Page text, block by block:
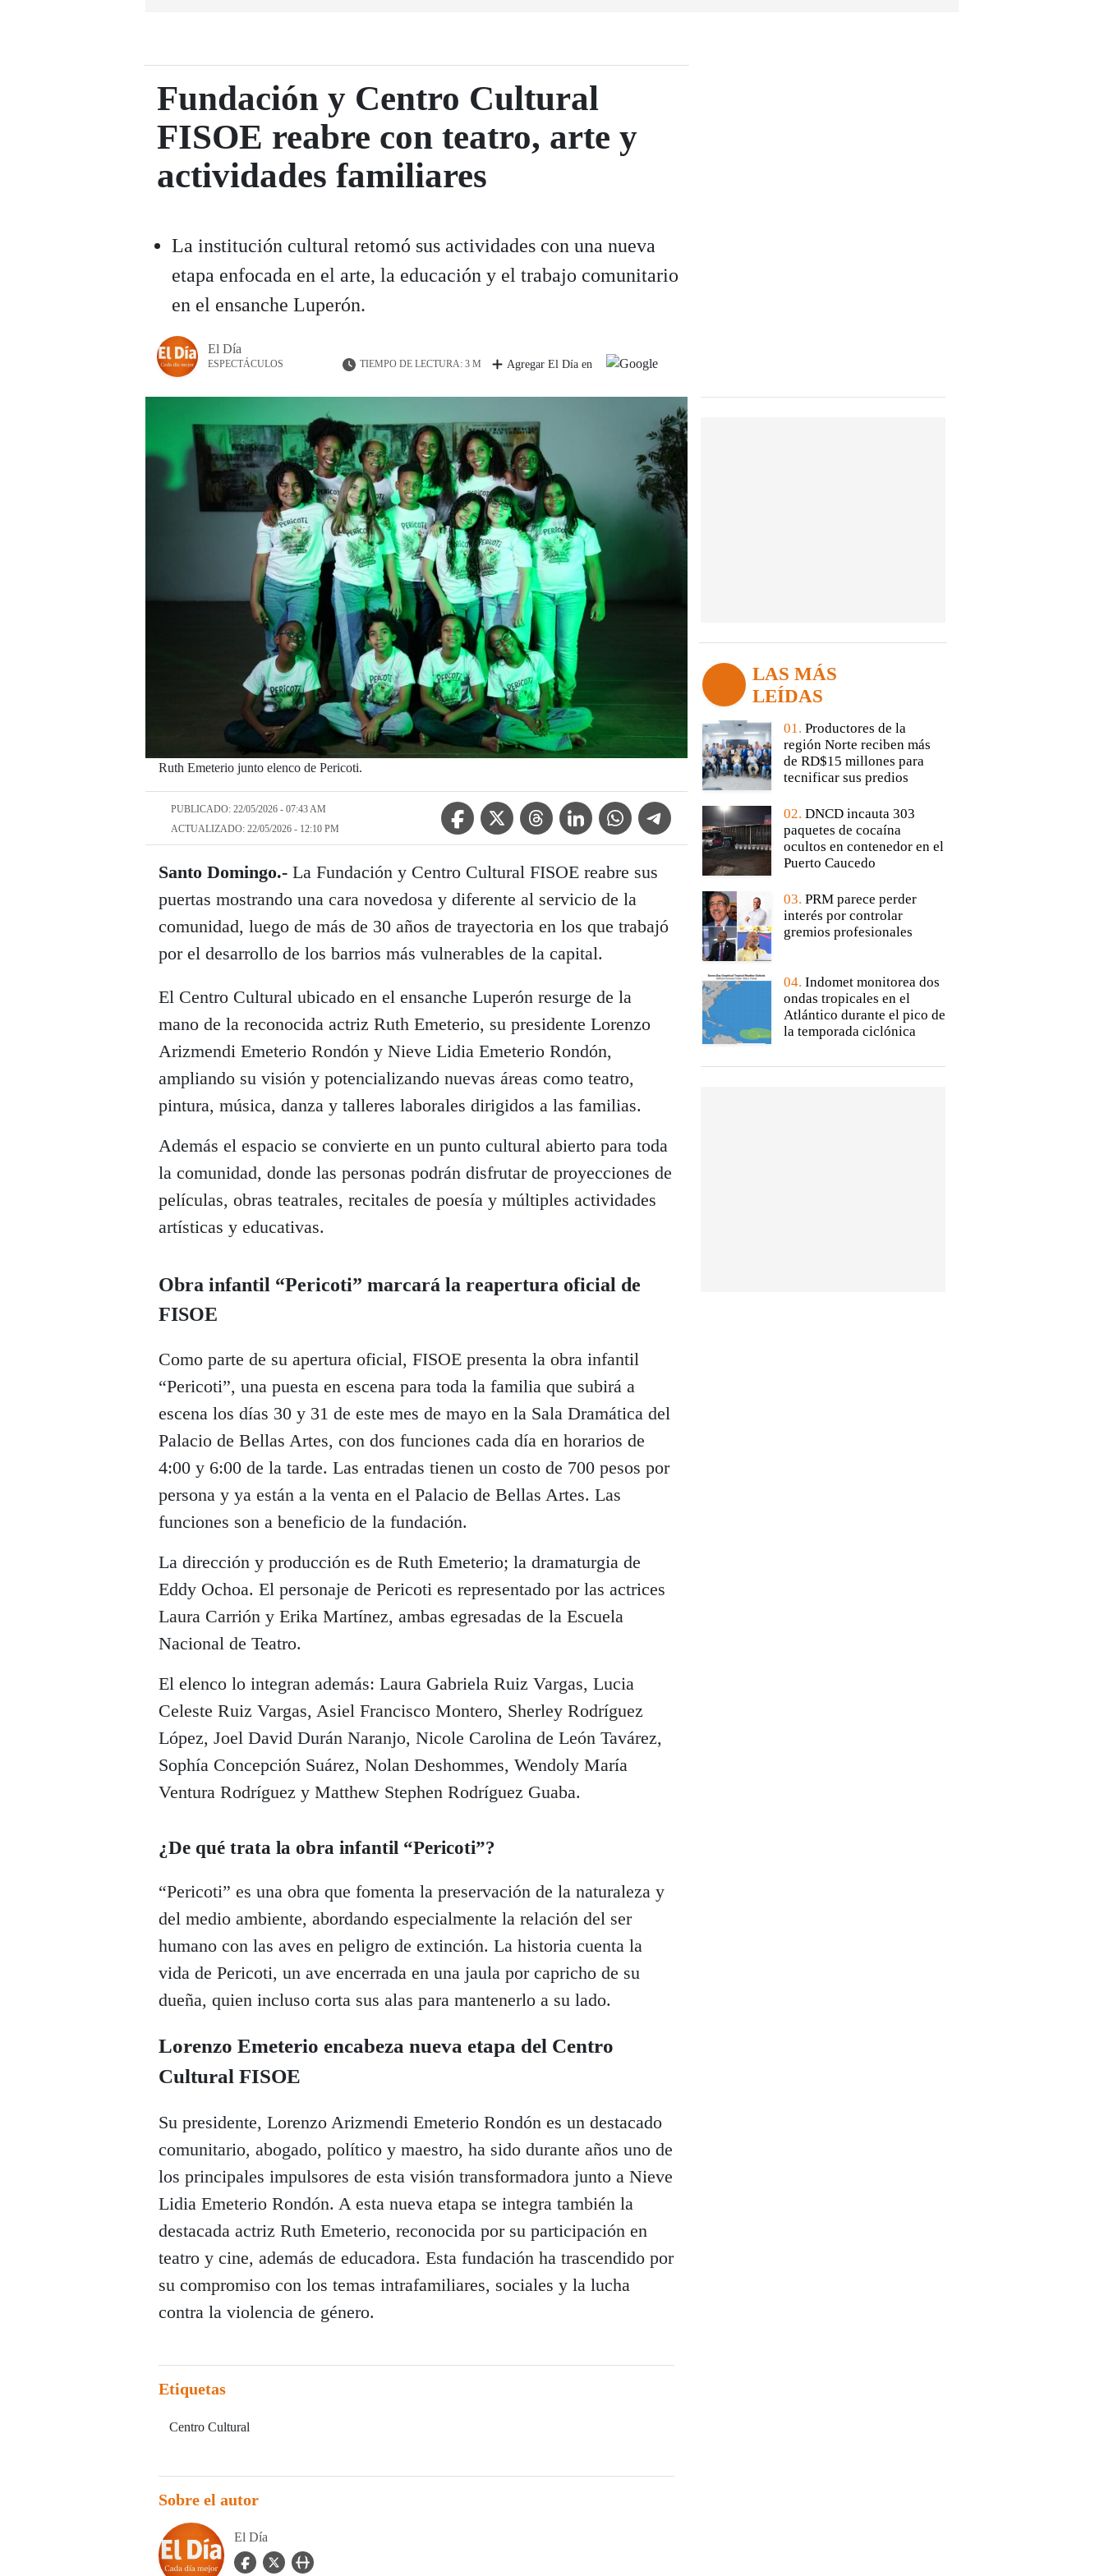
Fundación y Centro Cultural
FISOE reabre con teatro, arte y
actividades familiares
La institución cultural retomó sus actividades con una nueva
etapa enfocada en el arte, la educación y el trabajo comunitario
en el ensanche Luperón.
El Día
ESPECTÁCULOS TIEMPO DE LECTURA: 3 M Agregar El Día en
Ruth Emeterio junto elenco de Pericoti.
PUBLICADO: 22/05/2026 - 07:43 AM
ACTUALIZADO: 22/05/2026 - 12:10 PM
Facebook IconTwitter IconThreads IconLinkedin IconWhatsApp IconTelegram Icon
Santo Domingo.- La Fundación y Centro Cultural FISOE reabre sus
puertas mostrando una cara novedosa y diferente al servicio de la
comunidad, luego de más de 30 años de trayectoria en los que trabajó
por el desarrollo de los barrios más vulnerables de la capital.
El Centro Cultural ubicado en el ensanche Luperón resurge de la
mano de la reconocida actriz Ruth Emeterio, su presidente Lorenzo
Arizmendi Emeterio Rondón y Nieve Lidia Emeterio Rondón,
ampliando su visión y potencializando nuevas áreas como teatro,
pintura, música, danza y talleres laborales dirigidos a las familias.
Además el espacio se convierte en un punto cultural abierto para toda
la comunidad, donde las personas podrán disfrutar de proyecciones de
películas, obras teatrales, recitales de poesía y múltiples actividades
artísticas y educativas.
Obra infantil “Pericoti” marcará la reapertura oficial de
FISOE
Como parte de su apertura oficial, FISOE presenta la obra infantil
“Pericoti”, una puesta en escena para toda la familia que subirá a
escena los días 30 y 31 de este mes de mayo en la Sala Dramática del
Palacio de Bellas Artes, con dos funciones cada día en horarios de
4:00 y 6:00 de la tarde. Las entradas tienen un costo de 700 pesos por
persona y ya están a la venta en el Palacio de Bellas Artes. Las
funciones son a beneficio de la fundación.
La dirección y producción es de Ruth Emeterio; la dramaturgia de
Eddy Ochoa. El personaje de Pericoti es representado por las actrices
Laura Carrión y Erika Martínez, ambas egresadas de la Escuela
Nacional de Teatro.
El elenco lo integran además: Laura Gabriela Ruiz Vargas, Lucia
Celeste Ruiz Vargas, Asiel Francisco Montero, Sherley Rodríguez
López, Joel David Durán Naranjo, Nicole Carolina de León Tavárez,
Sophía Concepción Suárez, Nolan Deshommes, Wendoly María
Ventura Rodríguez y Matthew Stephen Rodríguez Guaba.
¿De qué trata la obra infantil “Pericoti”?
“Pericoti” es una obra que fomenta la preservación de la naturaleza y
del medio ambiente, abordando especialmente la relación del ser
humano con las aves en peligro de extinción. La historia cuenta la
vida de Pericoti, un ave encerrada en una jaula por capricho de su
dueña, quien incluso corta sus alas para mantenerlo a su lado.
Lorenzo Emeterio encabeza nueva etapa del Centro
Cultural FISOE
Su presidente, Lorenzo Arizmendi Emeterio Rondón es un destacado
comunitario, abogado, político y maestro, ha sido durante años uno de
los principales impulsores de esta visión transformadora junto a Nieve
Lidia Emeterio Rondón. A esta nueva etapa se integra también la
destacada actriz Ruth Emeterio, reconocida por su participación en
teatro y cine, además de educadora. Esta fundación ha trascendido por
su compromiso con los temas intrafamiliares, sociales y la lucha
contra la violencia de género.
Etiquetas
Centro Cultural
Sobre el autor
El Día
facebook Icon
twitter Iconuser_url Icon
LAS MÁS
LEÍDAS
01. Productores de la
región Norte reciben más
de RD$15 millones para
tecnificar sus predios
02. DNCD incauta 303
paquetes de cocaína
ocultos en contenedor en el
Puerto Caucedo
03. PRM parece perder
interés por controlar
gremios profesionales
04. Indomet monitorea dos
ondas tropicales en el
Atlántico durante el pico de
la temporada ciclónica